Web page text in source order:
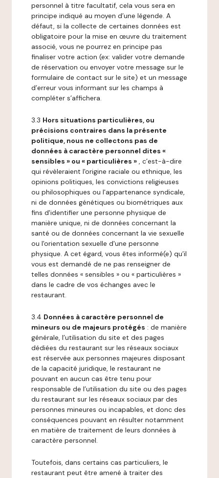
personnel à titre facultatif, cela vous sera en
principe indiqué au moyen d’une légende. A
défaut, si la collecte de certaines données est
obligatoire pour la mise en œuvre du traitement
associé, vous ne pourrez en principe pas
finaliser votre action (ex: valider votre demande
de réservation ou envoyer votre message sur le
formulaire de contact sur le site) et un message
d’erreur vous informant sur les champs à
compléter s’affichera.
3.3 Hors situations particulières, ou
précisions contraires dans la présente
politique, nous ne collectons pas de
données à caractère personnel dites «
sensibles » ou « particulières » , c’est-à-dire
qui révèleraient l'origine raciale ou ethnique, les
opinions politiques, les convictions religieuses
ou philosophiques ou l'appartenance syndicale,
ni de données génétiques ou biométriques aux
fins d'identifier une personne physique de
manière unique, ni de données concernant la
santé ou de données concernant la vie sexuelle
ou l'orientation sexuelle d'une personne
physique. A cet égard, vous êtes informé(e) qu’il
vous est demandé de ne pas renseigner de
telles données « sensibles » ou « particulières »
dans le cadre de vos échanges avec le
restaurant.
3.4 Données à caractère personnel de
mineurs ou de majeurs protégés : de manière
générale, l’utilisation du site et des pages
dédiées du restaurant sur les réseaux sociaux
est réservée aux personnes majeures disposant
de la capacité juridique, le restaurant ne
pouvant en aucun cas être tenu pour
responsable de l’utilisation du site ou des pages
du restaurant sur les réseaux sociaux par des
personnes mineures ou incapables, et donc des
conséquences pouvant en résulter notamment
en matière de traitement de leurs données à
caractère personnel.
Toutefois, dans certains cas particuliers, le
restaurant peut être amené à traiter des